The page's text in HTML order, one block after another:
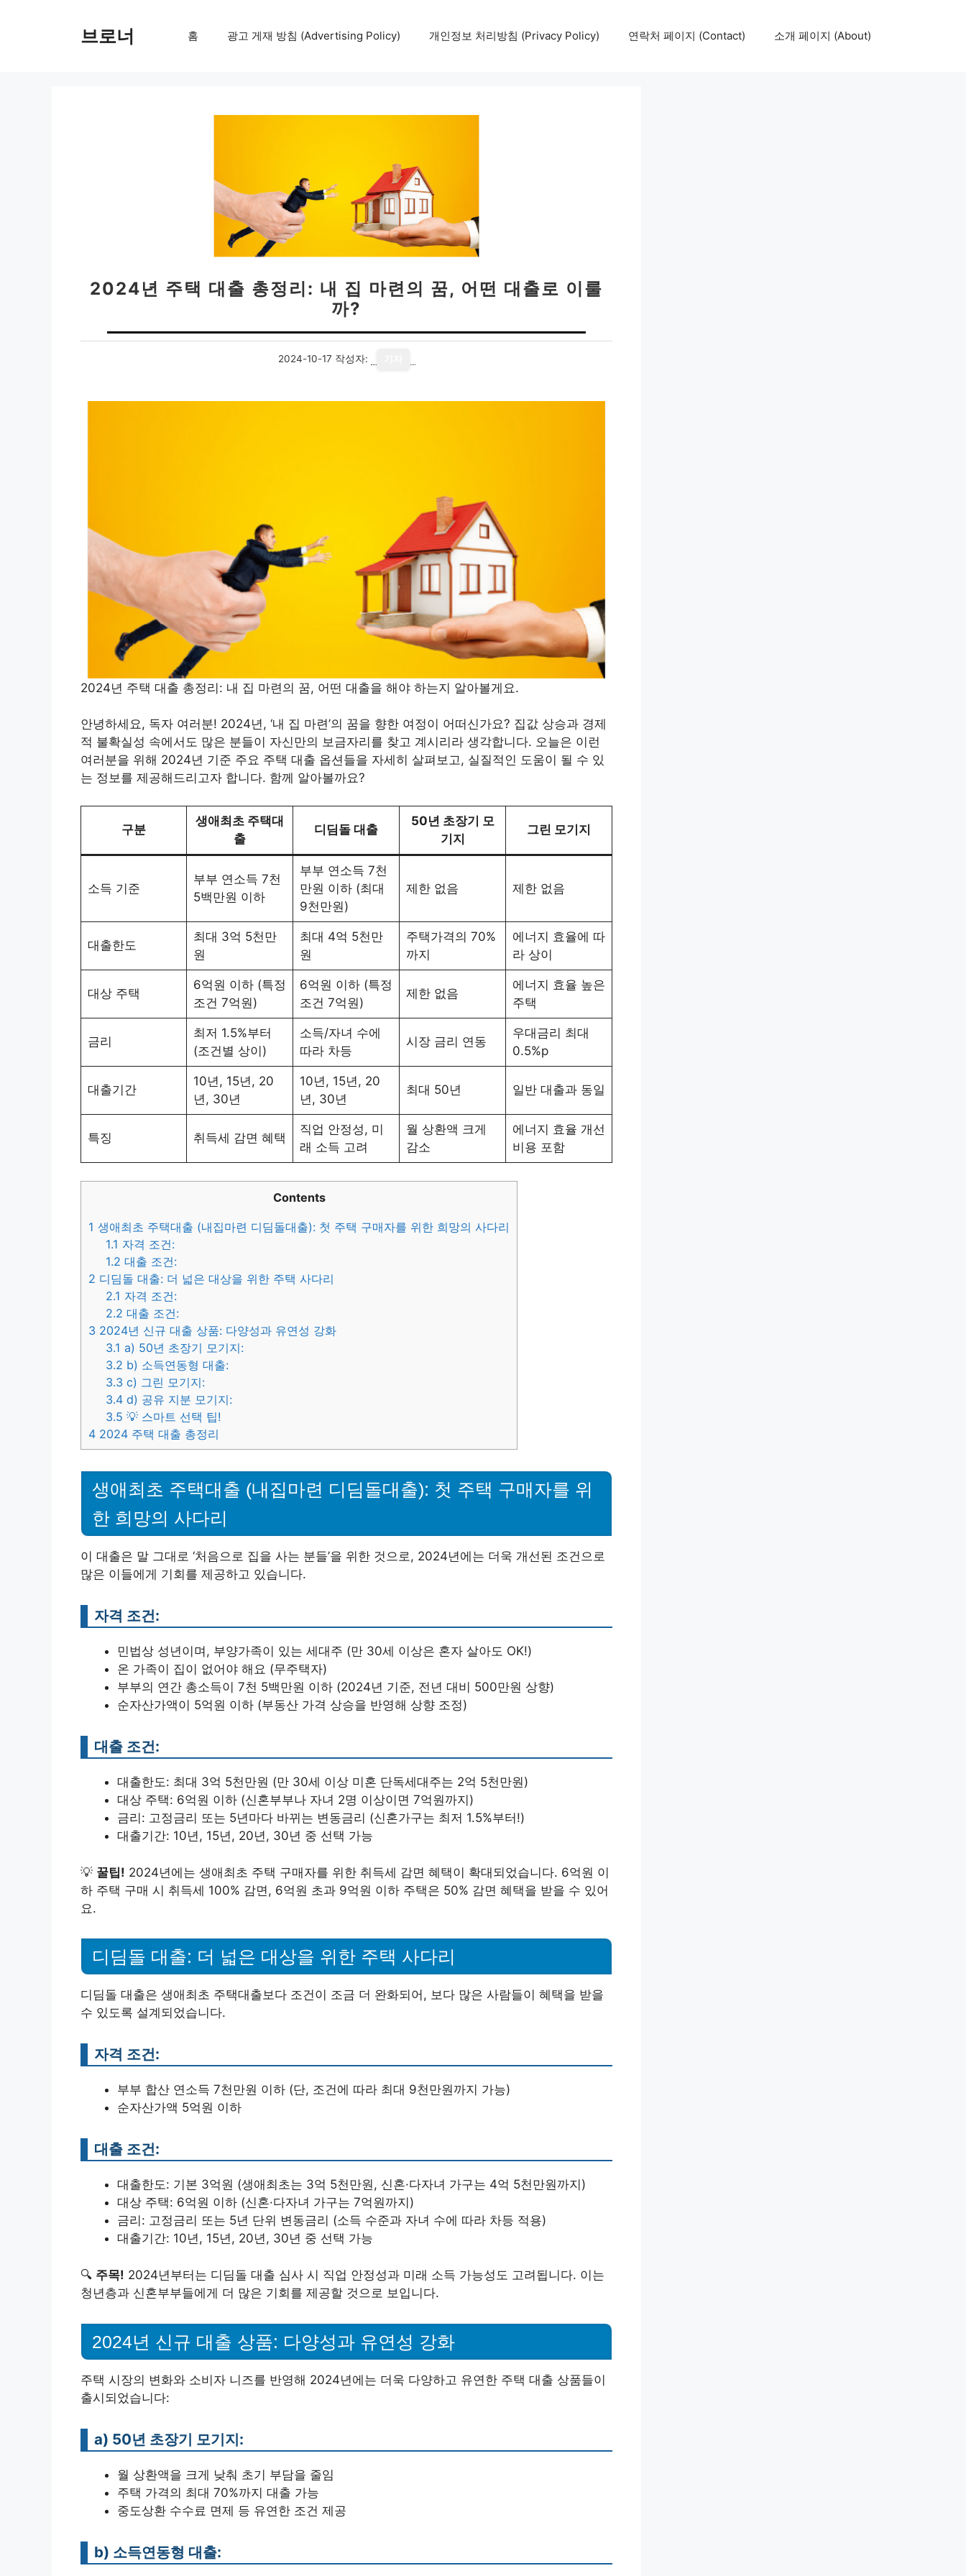
브로너 홈 광고 게재 방침 (Advertising Policy) 개인정보 처리방침 (Privacy Policy) 연락처 페이지 (Contact) 소개 페이지 (About)
2024년 주택 대출 총정리: 내 집 마련의 꿈, 어떤 대출로 이룰
까?
2024-10-17 작성자:
2024년 주택 대출 총정리: 내 집 마련의 꿈, 어떤 대출을 해야 하는지 알아볼게요.
안녕하세요, 독자 여러분! 2024년, ‘내 집 마련’의 꿈을 향한 여정이 어떠신가요? 집값 상승과 경제
적 불확실성 속에서도 많은 분들이 자신만의 보금자리를 찾고 계시리라 생각합니다. 오늘은 이런
여러분을 위해 2024년 기준 주요 주택 대출 옵션들을 자세히 살펴보고, 실질적인 도움이 될 수 있
는 정보를 제공해드리고자 합니다. 함께 알아볼까요?
구분
생애최초 주택대
출
디딤돌 대출
50년 초장기 모
기지
그린 모기지
소득 기준
부부 연소득 7천
5백만원 이하
부부 연소득 7천
만원 이하 (최대
9천만원)
제한 없음 제한 없음
대출한도
최대 3억 5천만
원
최대 4억 5천만
원
주택가격의 70%
까지
에너지 효율에 따
라 상이
대상 주택
6억원 이하 (특정
조건 7억원)
6억원 이하 (특정
조건 7억원)
제한 없음
에너지 효율 높은
주택
금리
최저 1.5%부터
(조건별 상이)
소득/자녀 수에
따라 차등
시장 금리 연동
우대금리 최대
0.5%p
대출기간
10년, 15년, 20
년, 30년
10년, 15년, 20
년, 30년
최대 50년 일반 대출과 동일
특징 취득세 감면 혜택
직업 안정성, 미
래 소득 고려
월 상환액 크게
감소
에너지 효율 개선
비용 포함
Contents
1 생애최초 주택대출 (내집마련 디딤돌대출): 첫 주택 구매자를 위한 희망의 사다리
1.1 자격 조건:
1.2 대출 조건:
2 디딤돌 대출: 더 넓은 대상을 위한 주택 사다리
2.1 자격 조건:
2.2 대출 조건:
3 2024년 신규 대출 상품: 다양성과 유연성 강화
3.1 a) 50년 초장기 모기지:
3.2 b) 소득연동형 대출:
3.3 c) 그린 모기지:
3.4 d) 공유 지분 모기지:
3.5 💡 스마트 선택 팁!
4 2024 주택 대출 총정리
생애최초 주택대출 (내집마련 디딤돌대출): 첫 주택 구매자를 위
한 희망의 사다리
이 대출은 말 그대로 ‘처음으로 집을 사는 분들’을 위한 것으로, 2024년에는 더욱 개선된 조건으로
많은 이들에게 기회를 제공하고 있습니다.
자격 조건:
민법상 성년이며, 부양가족이 있는 세대주 (만 30세 이상은 혼자 살아도 OK!)
온 가족이 집이 없어야 해요 (무주택자)
부부의 연간 총소득이 7천 5백만원 이하 (2024년 기준, 전년 대비 500만원 상향)
순자산가액이 5억원 이하 (부동산 가격 상승을 반영해 상향 조정)
대출 조건:
대출한도: 최대 3억 5천만원 (만 30세 이상 미혼 단독세대주는 2억 5천만원)
대상 주택: 6억원 이하 (신혼부부나 자녀 2명 이상이면 7억원까지)
금리: 고정금리 또는 5년마다 바뀌는 변동금리 (신혼가구는 최저 1.5%부터!)
대출기간: 10년, 15년, 20년, 30년 중 선택 가능
💡 꿀팁! 2024년에는 생애최초 주택 구매자를 위한 취득세 감면 혜택이 확대되었습니다. 6억원 이
하 주택 구매 시 취득세 100% 감면, 6억원 초과 9억원 이하 주택은 50% 감면 혜택을 받을 수 있어
요.
디딤돌 대출: 더 넓은 대상을 위한 주택 사다리
디딤돌 대출은 생애최초 주택대출보다 조건이 조금 더 완화되어, 보다 많은 사람들이 혜택을 받을
수 있도록 설계되었습니다.
자격 조건:
부부 합산 연소득 7천만원 이하 (단, 조건에 따라 최대 9천만원까지 가능)
순자산가액 5억원 이하
대출 조건:
대출한도: 기본 3억원 (생애최초는 3억 5천만원, 신혼·다자녀 가구는 4억 5천만원까지)
대상 주택: 6억원 이하 (신혼·다자녀 가구는 7억원까지)
금리: 고정금리 또는 5년 단위 변동금리 (소득 수준과 자녀 수에 따라 차등 적용)
대출기간: 10년, 15년, 20년, 30년 중 선택 가능
🔍 주목! 2024년부터는 디딤돌 대출 심사 시 직업 안정성과 미래 소득 가능성도 고려됩니다. 이는
청년층과 신혼부부들에게 더 많은 기회를 제공할 것으로 보입니다.
2024년 신규 대출 상품: 다양성과 유연성 강화
주택 시장의 변화와 소비자 니즈를 반영해 2024년에는 더욱 다양하고 유연한 주택 대출 상품들이
출시되었습니다:
a) 50년 초장기 모기지:
월 상환액을 크게 낮춰 초기 부담을 줄임
주택 가격의 최대 70%까지 대출 가능
중도상환 수수료 면제 등 유연한 조건 제공
b) 소득연동형 대출: